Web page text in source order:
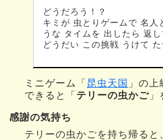
どうだろう！？
キミが 虫とりゲームで 名人
うな タイムを 出したら 返
どうだい この挑戦 うけて た
ミニゲーム「 昆虫天国 」の
できると「 テリーの虫かご
感謝の気持ち
テリーの虫かごを持ち帰る